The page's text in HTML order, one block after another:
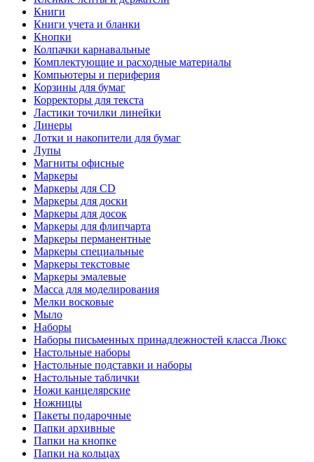
Книги
Книги учета и бланки
Кнопки
Колпачки карнавальные
Комплектующие и расходные материалы
Компьютеры и периферия
Корзины для бумаг
Корректоры для текста
Ластики точилки линейки
Линеры
Лотки и накопители для бумаг
Лупы
Магниты офисные
Маркеры
Маркеры для CD
Маркеры для доски
Маркеры для досок
Маркеры для флипчарта
Маркеры перманентные
Маркеры специальные
Маркеры текстовые
Маркеры эмалевые
Масса для моделирования
Мелки восковые
Мыло
Наборы
Наборы письменных принадлежностей класса Люкс
Настольные наборы
Настольные подставки и наборы
Настольные таблички
Ножи канцелярские
Ножницы
Пакеты подарочные
Папки архивные
Папки на кнопке
Папки на кольцах